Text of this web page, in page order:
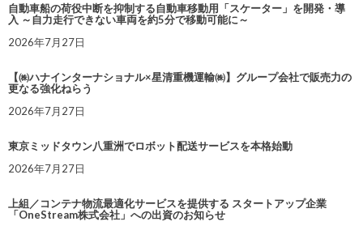
自動車船の荷役中断を抑制する自動車移動用「スケーター」を開発・導
入 ～自力走行できない車両を約5分で移動可能に～
2026年7月27日
【㈱ハナインターナショナル×星清重機運輸㈱】グループ会社で販売力の
更なる強化ねらう
2026年7月27日
東京ミッドタウン八重洲でロボット配送サービスを本格始動
2026年7月27日
上組／コンテナ物流最適化サービスを提供する スタートアップ企業
「OneStream株式会社」への出資のお知らせ